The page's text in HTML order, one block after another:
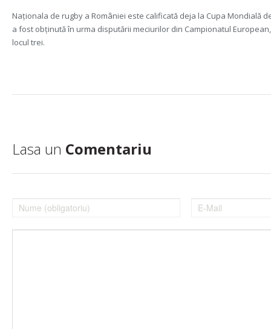
Naționala de rugby a României este calificată deja la Cupa Mondială
a fost obținută în urma disputării meciurilor din Campionatul
locul trei.
Lasa un Comentariu